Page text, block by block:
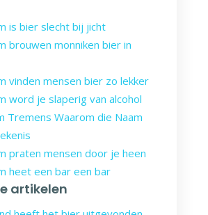
is bier slecht bij jicht
brouwen monniken bier in
vinden mensen bier zo lekker
word je slaperig van alcohol
Tremens Waarom die Naam
praten mensen door je heen
heet een bar een bar
artikelen